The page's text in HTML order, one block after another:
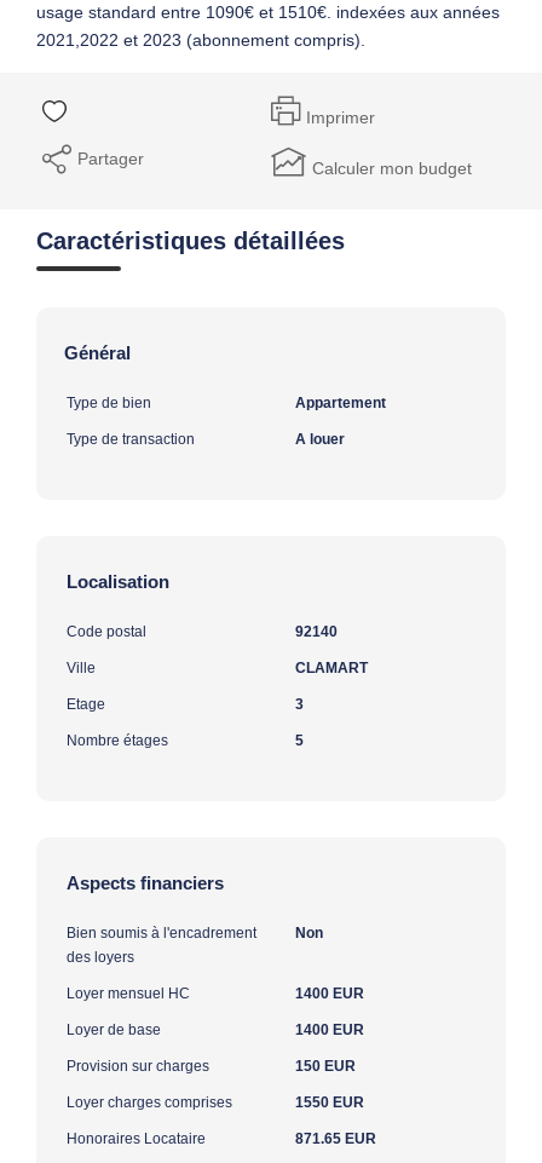
usage standard entre 1090€ et 1510€. indexées aux années
2021,2022 et 2023 (abonnement compris).
Imprimer
Partager Calculer mon budget
Caractéristiques détaillées
Général
Type de bien Appartement
Type de transaction A louer
Localisation
Code postal 92140
Ville CLAMART
Etage 3
Nombre étages 5
Aspects financiers
Bien soumis à l'encadrement
des loyers
Non
Loyer mensuel HC 1400 EUR
Loyer de base 1400 EUR
Provision sur charges 150 EUR
Loyer charges comprises 1550 EUR
Honoraires Locataire 871.65 EUR